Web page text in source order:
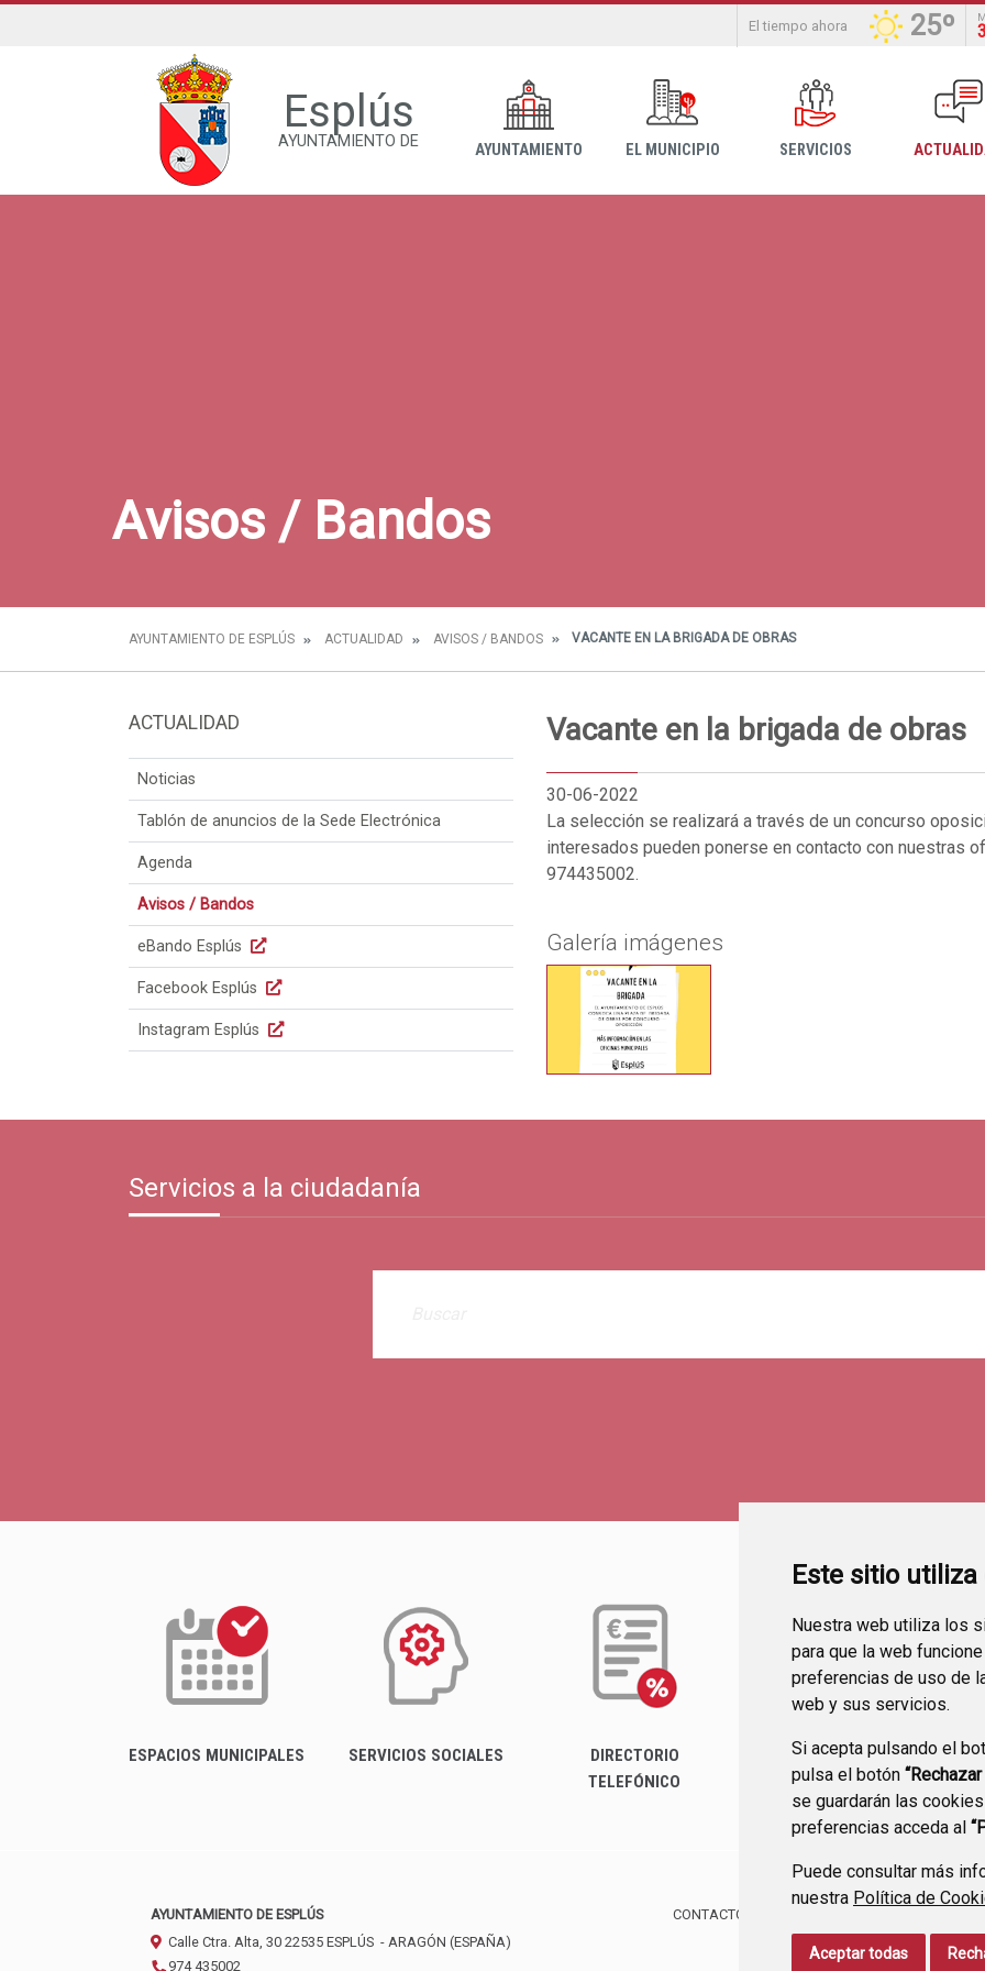
Este sitio
Nuestra web utiliza los
para que la web
preferencias de uso de
web y sus servicios.
Si acepta pulsando el
pulsa el botón
se guardarán las
preferencias acceda al
Puede consultar más
nuestra Política de
Aceptar todas
El tiempo ahora 25º
Esplús
AYUNTAMIENTO DE AYUNTAMIENTO EL MUNICIPIO SERVICIOS
Avisos / Bandos
AYUNTAMIENTO DE ESPLÚS ACTUALIDAD AVISOS / BANDOS VACANTE EN LA BRIGADA DE OBRAS
ACTUALIDAD
Noticias
Tablón de anuncios de la Sede Electrónica
Agenda
Avisos / Bandos
eBando Esplús
Facebook Esplús
Instagram Esplús
Vacante en la brigada de obras
30-06-2022
La selección se realizará a través de un concurso
interesados pueden ponerse en contacto con nuestras
974435002.
Galería imágenes
Servicios a la ciudadanía
ESPACIOS MUNICIPALES SERVICIOS SOCIALES
DIRECTORIO
TELEFÓNICO
PERFIL DEL
CONTRATANTE
AYUNTAMIENTO DE ESPLÚS
Calle Ctra. Alta, 30 22535 ESPLÚS - ARAGÓN (ESPAÑA)
974 435002
CONTACTO